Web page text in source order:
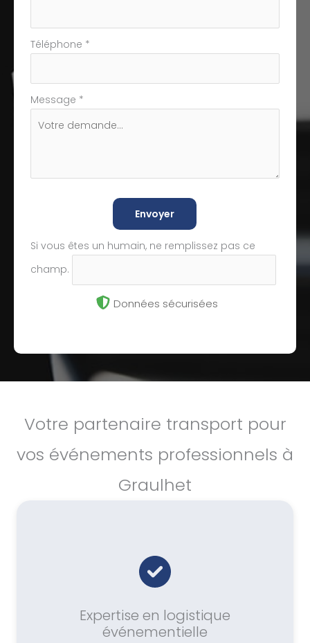
Téléphone *
Message *
Envoyer
Si vous êtes un humain, ne remplissez pas ce
champ.
Données sécurisées
Votre partenaire transport pour
vos événements professionnels à
Graulhet
Expertise en logistique
événementielle